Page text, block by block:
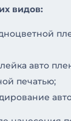
видов:
авто
печатью;